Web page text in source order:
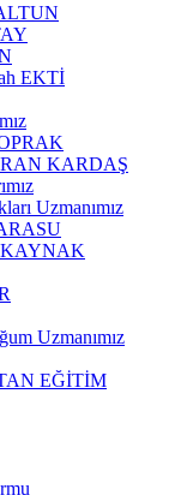
EKTİ
KARDAŞ
Uzmanımız
KAYNAK
Uzmanımız
EĞİTİM